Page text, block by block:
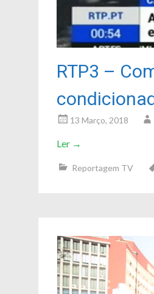
RTP3 –
13 Março, 2018
Ler →
Reportagem TV